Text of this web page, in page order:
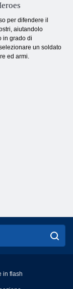
per difendere il
aiutandolo
in grado di
un soldato
ed armi.
in flash